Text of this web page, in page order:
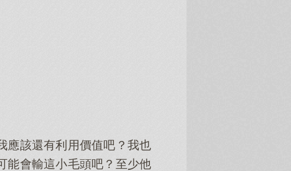
該還有利用價值吧？我也
能會輸這小毛頭吧？至少他